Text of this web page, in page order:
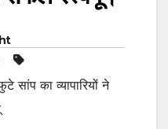
का व्यापारियों ने